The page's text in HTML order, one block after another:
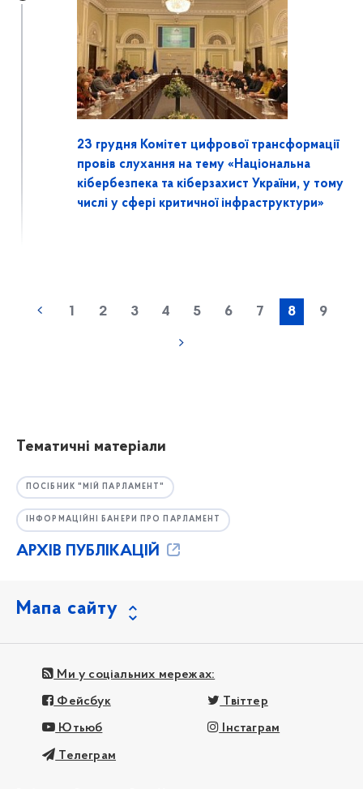
23 грудня Комітет цифрової трансформації
провів слухання на тему «Національна
кібербезпека та кіберзахист України, у тому
числі у сфері критичної інфраструктури»
1 2 3 4 5 6 7 8 9
Тематичні матеріали
ПОСІБНИК "МІЙ ПАРЛАМЕНТ"
ІНФОРМАЦІЙНІ БАНЕРИ ПРО ПАРЛАМЕНТ
АРХІВ ПУБЛІКАЦІЙ
Мапа сайту
Ми у соціальних мережах:
Фейсбук Твіттер
Ютьюб Інстаграм
Телеграм